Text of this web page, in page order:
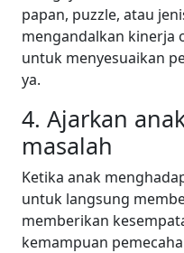
papan, puzzle, atau
mengandalkan kinerja
untuk menyesuaikan
ya.
4. Ajarkan
masalah
Ketika anak
untuk langsung
memberikan
kemampuan